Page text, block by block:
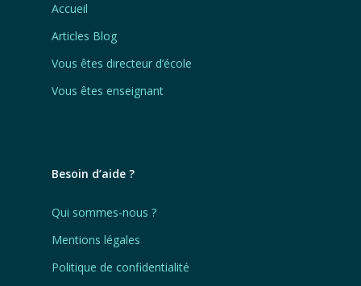
Accueil
Articles Blog
Vous êtes directeur d’école
Vous êtes enseignant
Besoin d’aide ?
Qui sommes-nous ?
Mentions légales
Politique de confidentialité